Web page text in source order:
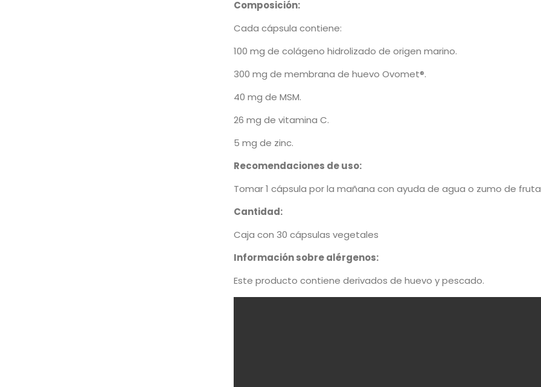
Composición:
Cada cápsula contiene:
100 mg de colágeno hidrolizado de origen marino.
300 mg de membrana de huevo Ovomet®.
40 mg de MSM.
26 mg de vitamina C.
5 mg de zinc.
Recomendaciones de uso:
Tomar 1 cápsula por la mañana con ayuda de agua o zumo de
Cantidad:
Caja con 30 cápsulas vegetales
Información sobre alérgenos:
Este producto contiene derivados de huevo y pescado.